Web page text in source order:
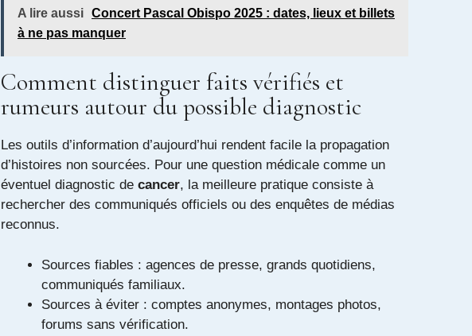
A lire aussi Concert Pascal Obispo 2025 : dates, lieux et billets
à ne pas manquer
Comment distinguer faits vérifiés et
rumeurs autour du possible diagnostic
Les outils d’information d’aujourd’hui rendent facile la propagation
d’histoires non sourcées. Pour une question médicale comme un
éventuel diagnostic de cancer, la meilleure pratique consiste à
rechercher des communiqués officiels ou des enquêtes de médias
reconnus.
Sources fiables : agences de presse, grands quotidiens,
communiqués familiaux.
Sources à éviter : comptes anonymes, montages photos,
forums sans vérification.